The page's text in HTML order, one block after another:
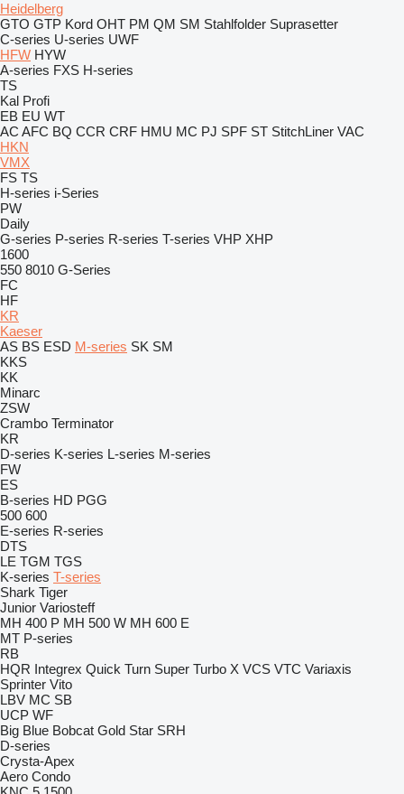
Heidelberg
GTO GTP Kord OHT PM QM SM Stahlfolder Suprasetter
C-series U-series UWF
HFW HYW
A-series FXS H-series
TS
Kal Profi
EB EU WT
AC AFC BQ CCR CRF HMU MC PJ SPF ST StitchLiner VAC
HKN
VMX
FS TS
H-series i-Series
PW
Daily
G-series P-series R-series T-series VHP XHP
1600
550 8010 G-Series
FC
HF
KR
Kaeser
AS BS ESD M-series SK SM
KKS
KK
Minarc
ZSW
Crambo Terminator
KR
D-series K-series L-series M-series
FW
ES
B-series HD PGG
500 600
E-series R-series
DTS
LE TGM TGS
K-series T-series
Shark Tiger
Junior Variosteff
MH 400 P MH 500 W MH 600 E
MT P-series
RB
HQR Integrex Quick Turn Super Turbo X VCS VTC Variaxis
Sprinter Vito
LBV MC SB
UCP WF
Big Blue Bobcat Gold Star SRH
D-series
Crysta-Apex
Aero Condo